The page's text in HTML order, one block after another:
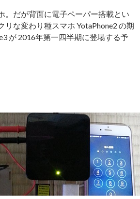
。だが背面に電子ペーパー搭載とい
リな変わり種スマホ YotaPhone2 の期
が 2016年第一四半期に登場する予
マホ YotaPhone3 の発売は2017年に